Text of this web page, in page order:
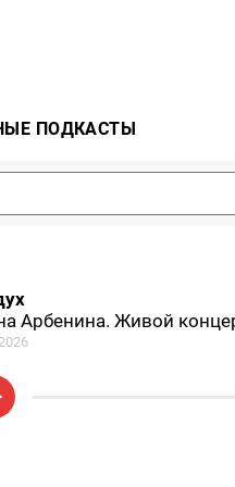
ПОДКАСТЫ
Арбенина. Живой